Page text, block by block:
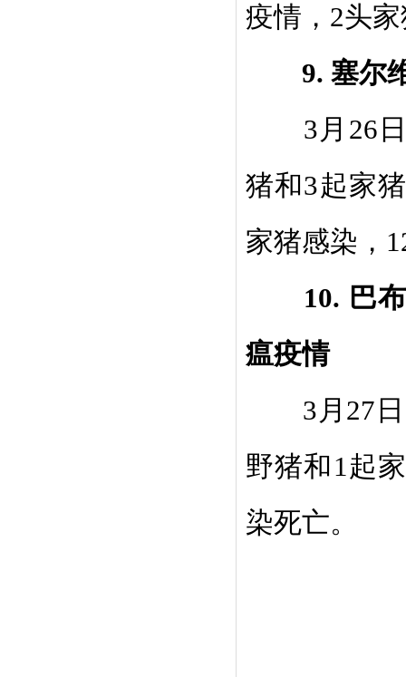
疫情， 2头
9. 塞尔
3 月 26
猪和3起家
家猪感染，
10. 巴
瘟疫情
3 月 27
野猪和 1起
染死亡。